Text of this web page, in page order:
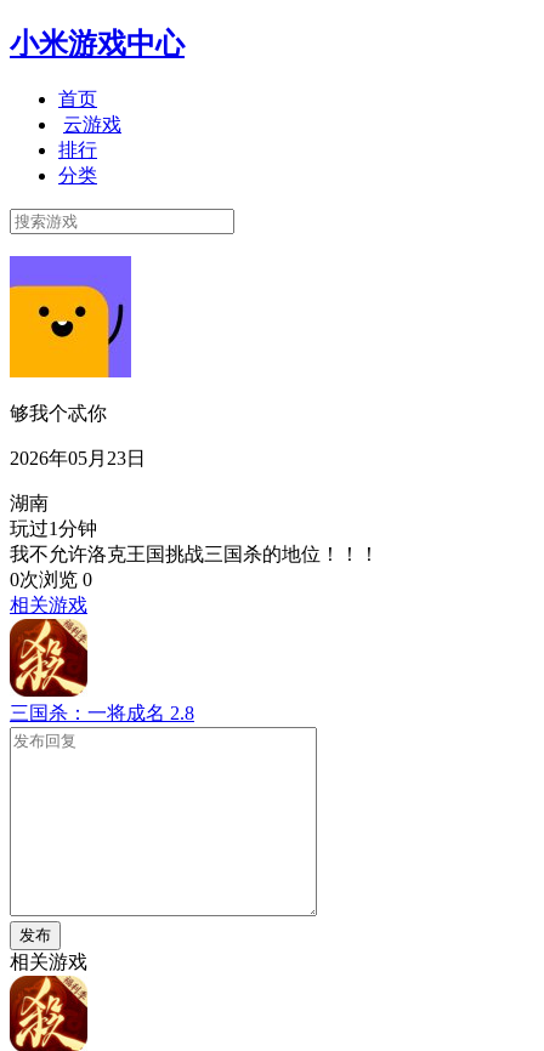
小米游戏中心
首页
云游戏
排行
分类
够我个忒你
2026年05月23日
湖南
玩过1分钟
我不允许洛克王国挑战三国杀的地位！！！
0次浏览 0
相关游戏
三国杀：一将成名 2.8
发布
相关游戏